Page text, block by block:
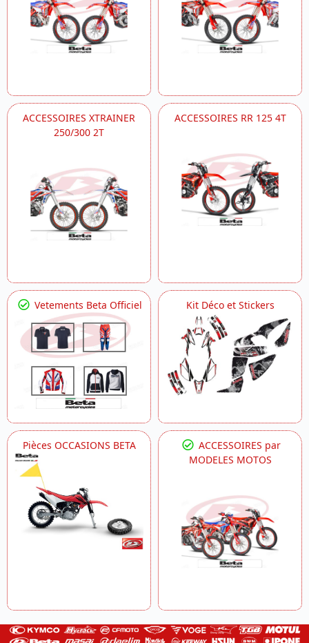
ACCESSOIRES XTRAINER
250/300 2T
ACCESSOIRES RR 125 4T
Vetements Beta Officiel Kit Déco et Stickers
Pièces OCCASIONS BETA
ACCESSOIRES par
MODELES MOTOS